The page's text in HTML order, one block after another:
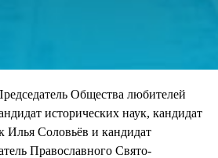
Общества любителей
исторических наук, кандидат
Илья Соловьёв и кандидат
Православного Свято-